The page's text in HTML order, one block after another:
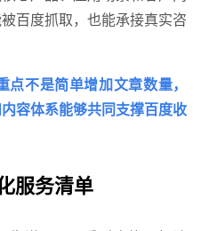
百度抓取，也能承接真实咨
不是简单增加文章数量，
容体系能够共同支撑百度收
服务清单